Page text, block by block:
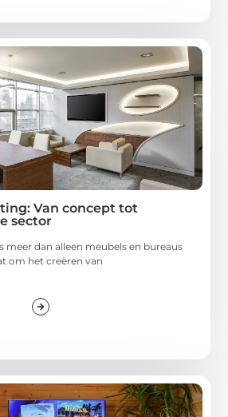
Van concept tot
sector
meer dan alleen meubels en bureaus
om het creëren van